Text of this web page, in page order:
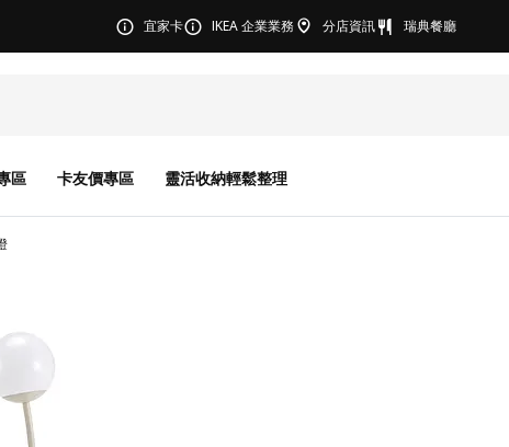
宜家卡 IKEA 企業業務 分店資訊 瑞典餐廳
區 卡友價專區 靈活收納輕鬆整理